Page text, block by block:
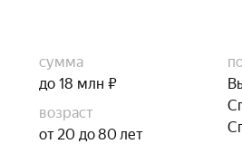
сумма
до 18 млн ₽
возраст
от 20 до 80 лет